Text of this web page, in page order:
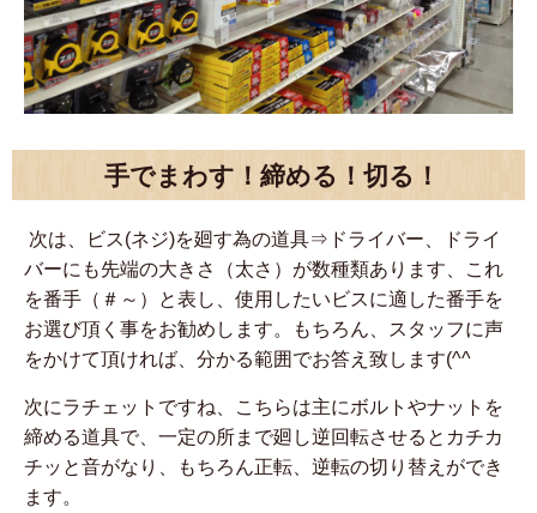
手でまわす！締める！切る！
次は、ビス(ネジ)を廻す為の道具⇒ドライバー、ドライ
バーにも先端の大きさ（太さ）が数種類あります、これ
を番手（＃～）と表し、使用したいビスに適した番手を
お選び頂く事をお勧めします。もちろん、スタッフに声
をかけて頂ければ、分かる範囲でお答え致します(^^
次にラチェットですね、こちらは主にボルトやナットを
締める道具で、一定の所まで廻し逆回転させるとカチカ
チッと音がなり、もちろん正転、逆転の切り替えができ
ます。